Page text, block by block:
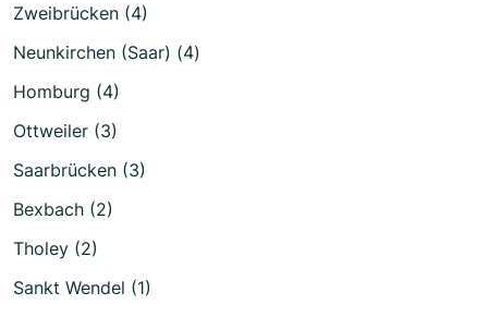
Zweibrücken (4)
Neunkirchen (Saar) (4)
Homburg (4)
Ottweiler (3)
Saarbrücken (3)
Bexbach (2)
Tholey (2)
Sankt Wendel (1)